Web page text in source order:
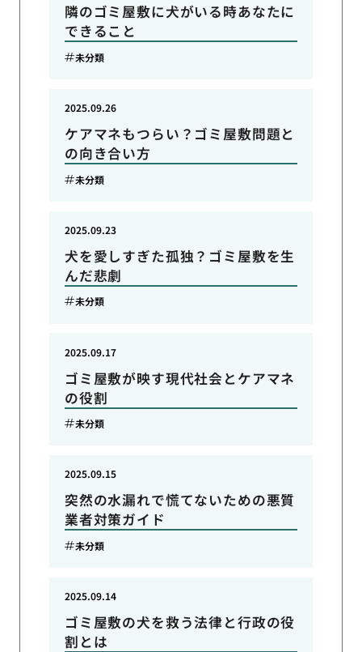
隣のゴミ屋敷に犬がいる時あなたに
できること
未分類
ケアマネもつらい？ゴミ屋敷問題と
の向き合い方
2025.09.26
未分類
犬を愛しすぎた孤独？ゴミ屋敷を生
んだ悲劇
2025.09.23
未分類
ゴミ屋敷が映す現代社会とケアマネ
の役割
2025.09.17
未分類
突然の水漏れで慌てないための悪質
業者対策ガイド
2025.09.15
未分類
ゴミ屋敷の犬を救う法律と行政の役
割とは
2025.09.14